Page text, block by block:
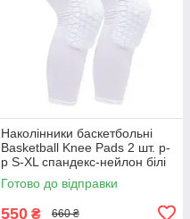
Наколінники баскетбольні
Basketball Knee Pads 2 шт. р-
р S-XL спандекс-нейлон білі
(BC-5665)
Готово до відправки
550 ₴ 660 ₴